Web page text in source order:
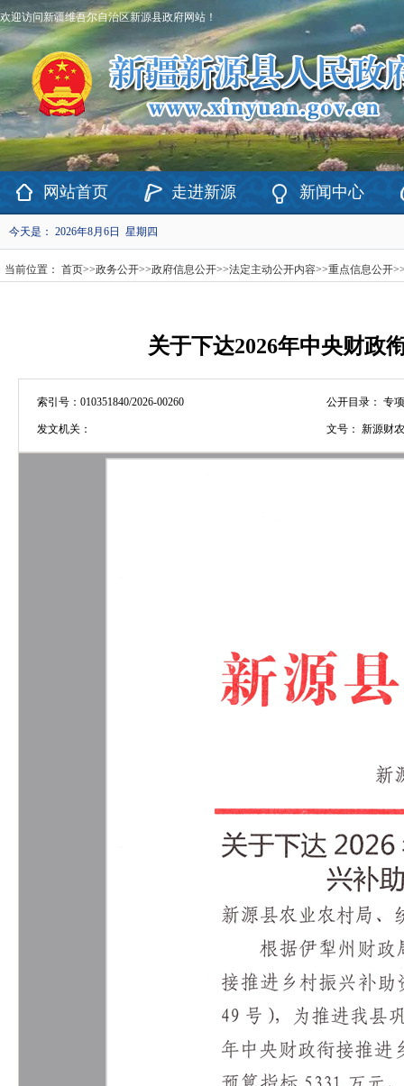
欢迎访问新疆维吾尔自治区新源县政府网站！
网站首页 走进新源 新闻中心
今天是： 2026年8月6日 星期四
当前位置： 首页>>政务公开>>政府信息公开>>法定主动公开内容>>重点信息公开
关于下达2026年中央财政
索引号： 010351840/2026-00260 公开目录： 专
发文机关： 文号： 新源财